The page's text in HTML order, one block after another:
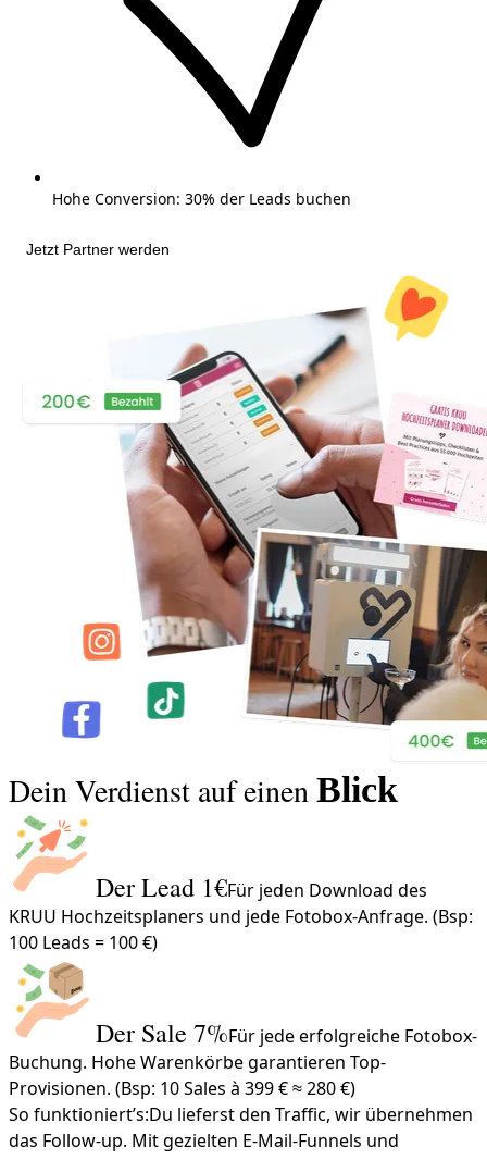
Hohe Conversion: 30% der Leads buchen
Jetzt Partner werden
Dein Verdienst auf einenBlick
Der Lead 1€Für jeden Download des
KRUU Hochzeitsplaners und jede Fotobox-Anfrage. (Bsp:
100 Leads = 100 €)
Der Sale 7%Für jede erfolgreiche Fotobox-
Buchung. Hohe Warenkörbe garantieren Top-
Provisionen. (Bsp: 10 Sales à 399 € ≈ 280 €)
So funktioniert’s:Du lieferst den Traffic, wir übernehmen
das Follow-up. Mit gezielten E-Mail-Funnels und